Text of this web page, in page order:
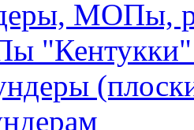
МОПы,
"Кентукки"